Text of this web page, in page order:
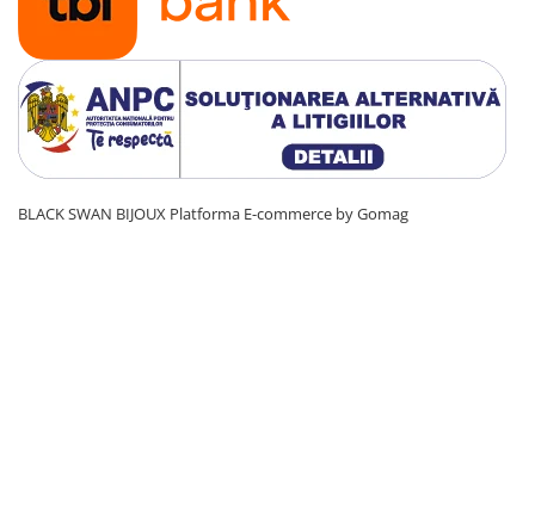
BLACK SWAN BIJOUX Platforma E-commerce by Gomag